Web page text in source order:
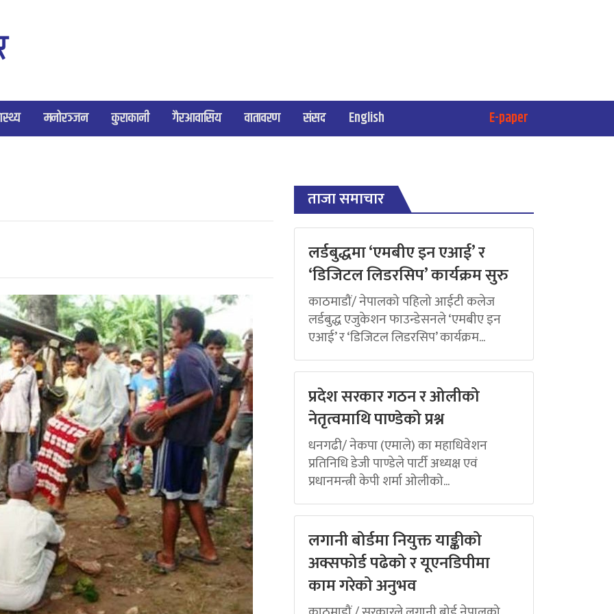
मनोरञ्जन कुराकानी गैरआवासिय वातावरण संसद English E-paper
ताजा समाचार
लर्डबुद्धमा ‘एमबीए इन एआई’ र
‘डिजिटल लिडरसिप’ कार्यक्रम सुरु
काठमाडौं/ नेपालको पहिलो आईटी कलेज
लर्डबुद्ध एजुकेशन फाउन्डेसनले ‘एमबीए इन
एआई’ र ‘डिजिटल लिडरसिप’ कार्यक्रम...
प्रदेश सरकार गठन र ओलीको
नेतृत्वमाथि पाण्डेको प्रश्न
धनगढी/ नेकपा (एमाले) का महाधिवेशन
प्रतिनिधि डेजी पाण्डेले पार्टी अध्यक्ष एवं
प्रधानमन्त्री केपी शर्मा ओलीको...
लगानी बोर्डमा नियुक्त याङ्कीको
अक्सफोर्ड पढेको र यूएनडिपीमा
काम गरेको अनुभव